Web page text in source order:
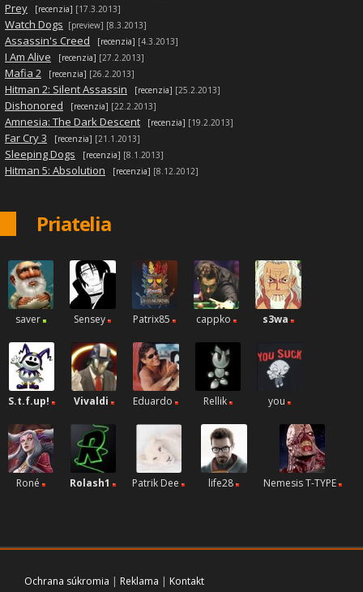
Prey [recenzia] [17.3.2013]
Watch Dogs [preview] [8.3.2013]
Assassin's Creed [recenzia] [4.3.2013]
I Am Alive [recenzia] [27.2.2013]
Mafia 2 [recenzia] [26.2.2013]
Hitman 2: Silent Assassin [recenzia] [25.2.2013]
Dishonored [recenzia] [22.2.2013]
Amnesia: The Dark Descent [recenzia] [19.2.2013]
Far Cry 3 [recenzia] [21.1.2013]
Sleeping Dogs [recenzia] [8.1.2013]
Hitman 5: Absolution [recenzia] [8.12.2012]
Priatelia
saver Sensey Patrix85 cappko s3wa
S.t.f.up! Vivaldi Eduardo Rellik you
Roné Rolash1 Patrik Dee life28 Nemesis T-TYPE
Ochrana súkromia | Reklama | Kontakt